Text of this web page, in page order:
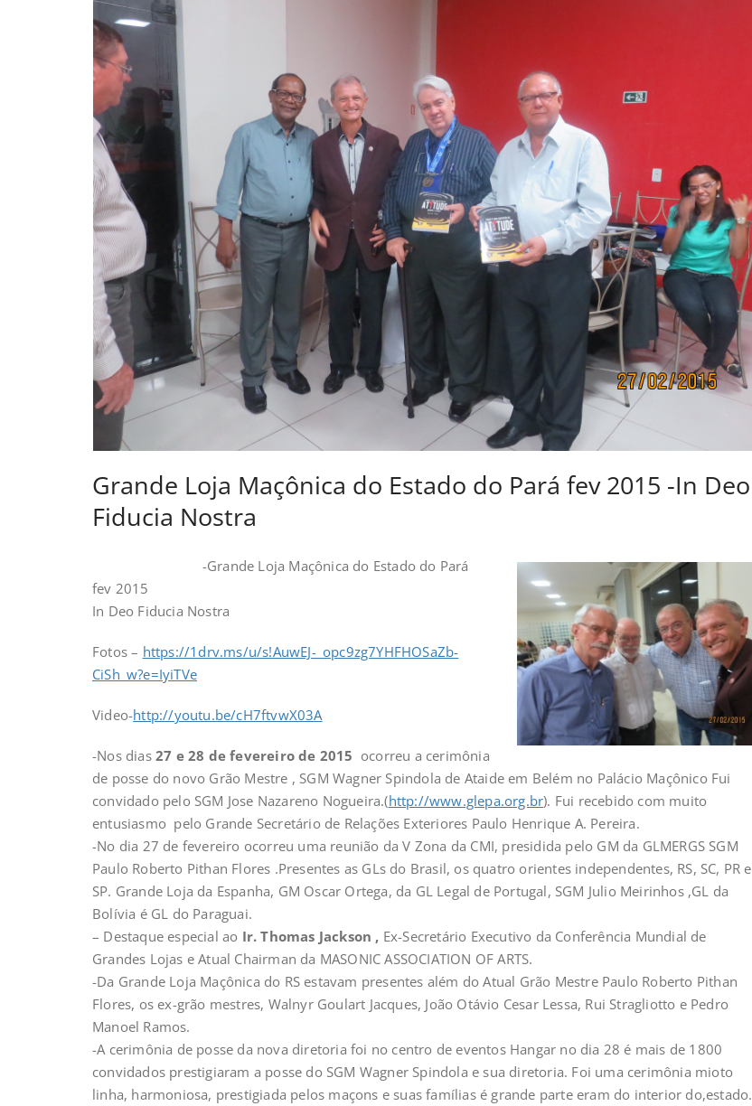
Grande Loja Maçônica do Estado do Pará fev 2015 -In Deo
Fiducia Nostra
-Grande Loja Maçônica do Estado do Pará
fev 2015
In Deo Fiducia Nostra
Fotos – https://1drv.ms/u/s!AuwEJ-_opc9zg7YHFHOSaZb-
CiSh_w?e=IyiTVe
Video-http://youtu.be/cH7ftvwX03A
-Nos dias 27 e 28 de fevereiro de 2015 ocorreu a cerimônia
de posse do novo Grão Mestre , SGM Wagner Spindola de Ataide em Belém no Palácio Maçônico Fui
convidado pelo SGM Jose Nazareno Nogueira.(http://www.glepa.org.br). Fui recebido com muito
entusiasmo pelo Grande Secretário de Relações Exteriores Paulo Henrique A. Pereira.
-No dia 27 de fevereiro ocorreu uma reunião da V Zona da CMI, presidida pelo GM da GLMERGS SGM
Paulo Roberto Pithan Flores .Presentes as GLs do Brasil, os quatro orientes independentes, RS, SC, PR e
SP. Grande Loja da Espanha, GM Oscar Ortega, da GL Legal de Portugal, SGM Julio Meirinhos ,GL da
Bolívia é GL do Paraguai.
– Destaque especial ao Ir. Thomas Jackson , Ex-Secretário Executivo da Conferência Mundial de
Grandes Lojas e Atual Chairman da MASONIC ASSOCIATION OF ARTS.
-Da Grande Loja Maçônica do RS estavam presentes além do Atual Grão Mestre Paulo Roberto Pithan
Flores, os ex-grão mestres, Walnyr Goulart Jacques, João Otávio Cesar Lessa, Rui Stragliotto e Pedro
Manoel Ramos.
-A cerimônia de posse da nova diretoria foi no centro de eventos Hangar no dia 28 é mais de 1800
convidados prestigiaram a posse do SGM Wagner Spindola e sua diretoria. Foi uma cerimônia mioto
linha, harmoniosa, prestigiada pelos maçons e suas famílias é grande parte eram do interior do,estado.